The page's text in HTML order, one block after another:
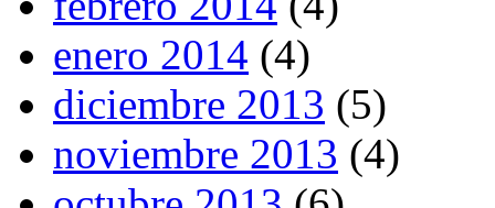
enero 2014 (4)
diciembre 2013 (5)
noviembre 2013 (4)